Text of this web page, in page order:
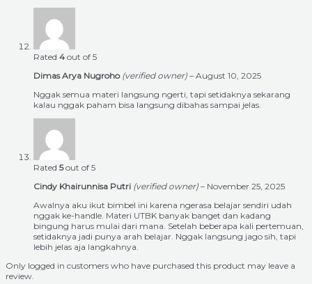
Rated 4 out of 5
Dimas Arya Nugroho (verified owner) – August 10, 2025
Nggak semua materi langsung ngerti, tapi setidaknya sekarang
kalau nggak paham bisa langsung dibahas sampai jelas.
Rated 5out of 5
Cindy Khairunnisa Putri (verified owner) – November 25, 2025
Awalnya aku ikut bimbel ini karena ngerasa belajar sendiri udah
nggak ke-handle. Materi UTBK banyak banget dan kadang
bingung harus mulai dari mana. Setelah beberapa kali pertemuan,
setidaknya jadi punya arah belajar. Nggak langsung jago sih, tapi
lebih jelas aja langkahnya.
Only logged in customers who have purchased this product may leave a
review.